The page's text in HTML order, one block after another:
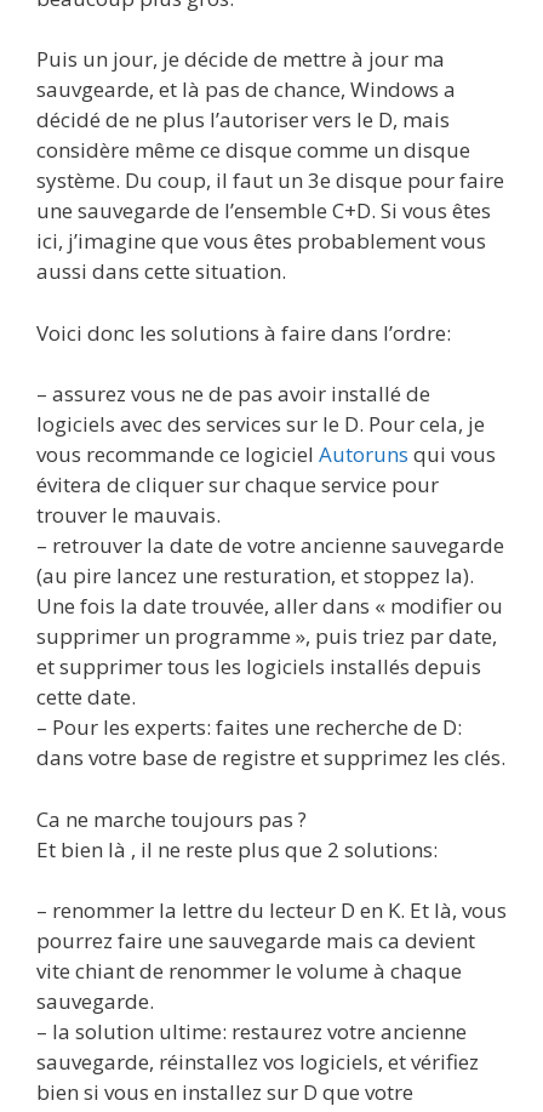
Puis un jour, je décide de mettre à jour ma
sauvgearde, et là pas de chance, Windows a
décidé de ne plus l’autoriser vers le D, mais
considère même ce disque comme un disque
système. Du coup, il faut un 3e disque pour faire
une sauvegarde de l’ensemble C+D. Si vous êtes
ici, j’imagine que vous êtes probablement vous
aussi dans cette situation.
Voici donc les solutions à faire dans l’ordre:
– assurez vous ne de pas avoir installé de
logiciels avec des services sur le D. Pour cela, je
vous recommande ce logiciel Autoruns qui vous
évitera de cliquer sur chaque service pour
trouver le mauvais.
– retrouver la date de votre ancienne sauvegarde
(au pire lancez une resturation, et stoppez la).
Une fois la date trouvée, aller dans « modifier ou
supprimer un programme », puis triez par date,
et supprimer tous les logiciels installés depuis
cette date.
– Pour les experts: faites une recherche de D:
dans votre base de registre et supprimez les clés.
Ca ne marche toujours pas ?
Et bien là , il ne reste plus que 2 solutions:
– renommer la lettre du lecteur D en K. Et là, vous
pourrez faire une sauvegarde mais ca devient
vite chiant de renommer le volume à chaque
sauvegarde.
– la solution ultime: restaurez votre ancienne
sauvegarde, réinstallez vos logiciels, et vérifiez
bien si vous en installez sur D que votre